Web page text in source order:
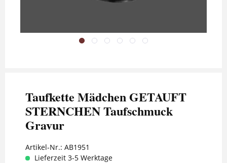
Taufkette Mädchen GETAUFT
STERNCHEN Taufschmuck
Gravur
Artikel-Nr.: AB1951
Lieferzeit 3-5 Werktage